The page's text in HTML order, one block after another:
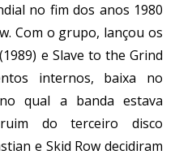
no fim dos anos 1980
Com o grupo, lançou os
e Slave to the Grind
internos, baixa no
qual a banda estava
do terceiro disco
e Skid Row decidiram